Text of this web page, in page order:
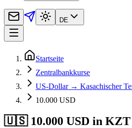
DE
Startseite
Zentralbankkurse
US-Dollar → Kasachischer
10.000 USD
🇺🇸 10.000 USD in KZT